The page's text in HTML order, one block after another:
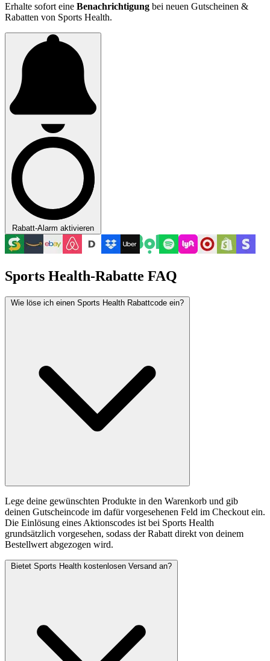
Erhalte sofort eine Benachrichtigung bei neuen Gutscheinen &
Rabatten von Sports Health.
Rabatt-Alarm aktivieren
Sports Health-Rabatte FAQ
Wie löse ich einen Sports Health Rabattcode ein?
Lege deine gewünschten Produkte in den Warenkorb und gib
deinen Gutscheincode im dafür vorgesehenen Feld im Checkout ein.
Die Einlösung eines Aktionscodes ist bei Sports Health
grundsätzlich vorgesehen, sodass der Rabatt direkt von deinem
Bestellwert abgezogen wird.
Bietet Sports Health kostenlosen Versand an?